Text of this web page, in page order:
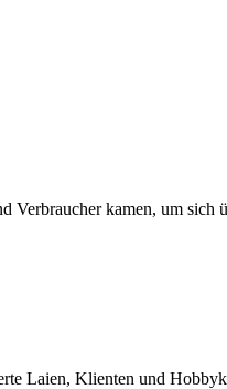
kamen, um
Laien, Klienten und